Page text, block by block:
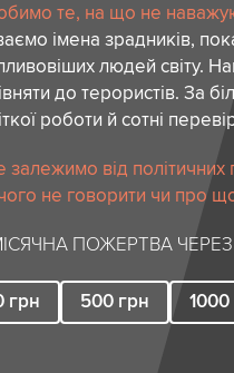
те, на що не
імена зрадників,
людей світу.
до терористів. За
роботи й сотні
залежимо від
не говорити чи про
ПОЖЕРТВА ЧЕРЕЗ
грн 500 грн 1000